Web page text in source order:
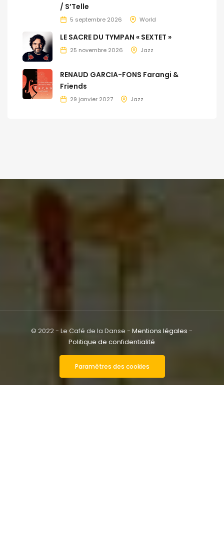
/ S’Telle
5 septembre 2026 World
LE SACRE DU TYMPAN « SEXTET »
25 novembre 2026 Jazz
RENAUD GARCIA-FONS Farangi &
Friends
29 janvier 2027 Jazz
© 2022 - Le Café de la Danse -Mentions légales -
Politique de confidentialité
Paramètres des cookies